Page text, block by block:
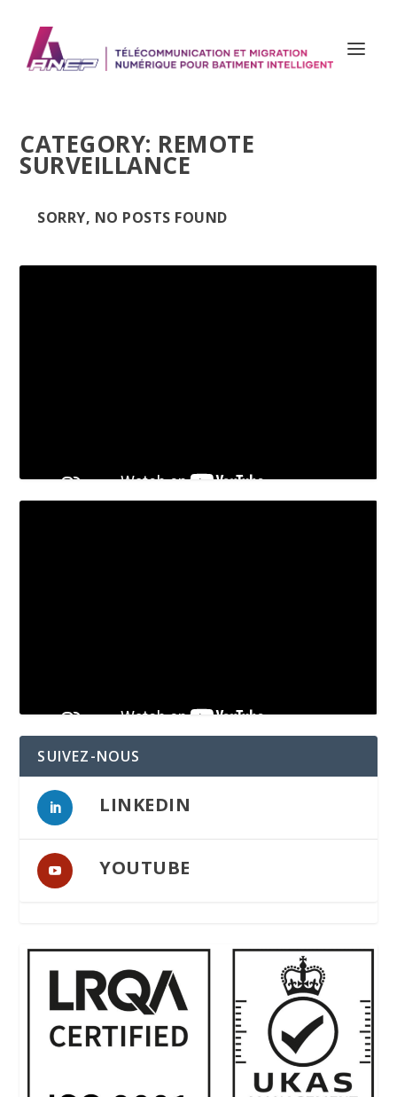
CATEGORY: REMOTE
SURVEILLANCE
SORRY, NO POSTS FOUND
SUIVEZ-NOUS
LINKEDIN
YOUTUBE